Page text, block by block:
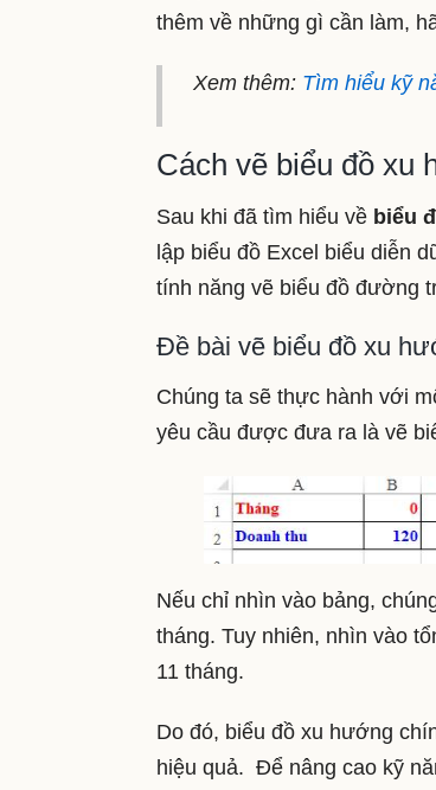
thêm về những gì cần làm,
Xem thêm: Tìm hiểu kỹ
Cách vẽ biểu đồ xu
Sau khi đã tìm hiểu về biểu
lập biểu đồ Excel biểu diễn
tính năng vẽ biểu đồ đường
Đề bài vẽ biểu đồ xu
Chúng ta sẽ thực hành với
yêu cầu được đưa ra là vẽ
Nếu chỉ nhìn vào bảng,
tháng. Tuy nhiên, nhìn vào
11 tháng.
Do đó, biểu đồ xu hướng
hiệu quả. Để nâng cao kỹ